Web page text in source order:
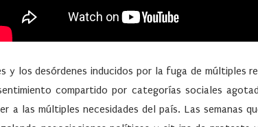
y los desórdenes inducidos por la fuga de múltiples
compartido por categorías sociales
a las múltiples necesidades del país. Las semanas